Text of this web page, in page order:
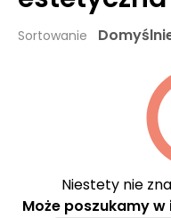
Sortowanie
Niestety nie
Może poszukamy